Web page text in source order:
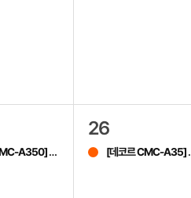
A350] 모바일 라이브
26
[데코르 CMC-A35]